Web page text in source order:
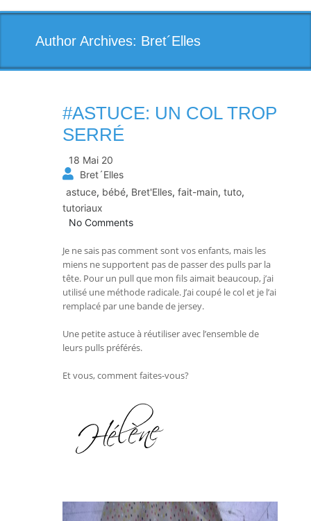
Author Archives: Bret´Elles
#ASTUCE: UN COL TROP
SERRÉ
18 Mai 20
Bret´Elles
astuce, bébé, Bret'Elles, fait-main, tuto,
tutoriaux
No Comments
Je ne sais pas comment sont vos enfants, mais les
miens ne supportent pas de passer des pulls par la
tête. Pour un pull que mon fils aimait beaucoup, j’ai
utilisé une méthode radicale. J’ai coupé le col et je l’ai
remplacé par une bande de jersey.
Une petite astuce à réutiliser avec l’ensemble de
leurs pulls préférés.
Et vous, comment faites-vous?